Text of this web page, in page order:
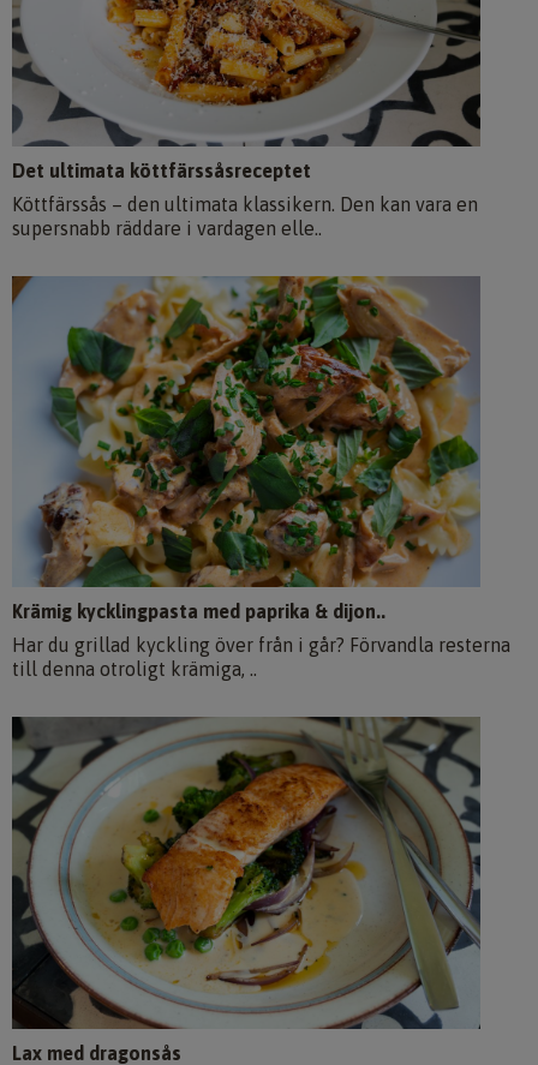
Det ultimata köttfärssåsreceptet
Köttfärssås – den ultimata klassikern. Den kan vara en
supersnabb räddare i vardagen elle..
Krämig kycklingpasta med paprika & dijon..
Har du grillad kyckling över från i går? Förvandla resterna
till denna otroligt krämiga, ..
Lax med dragonsås